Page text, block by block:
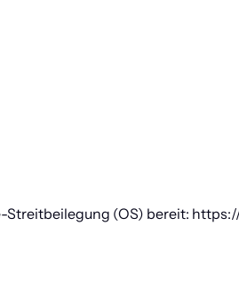
(OS) bereit: